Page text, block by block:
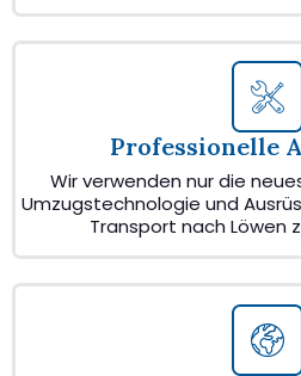
Professionelle
Wir verwenden nur die
Umzugstechnologie und
Transport nach Löwen